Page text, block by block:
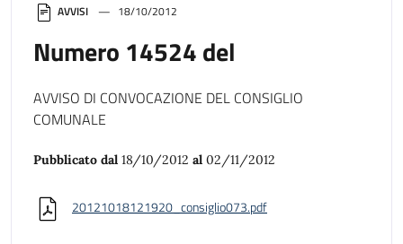
AVVISI 18/10/2012
Numero 14524 del
AVVISO DI CONVOCAZIONE DEL CONSIGLIO
COMUNALE
Pubblicato dal 18/10/2012 al 02/11/2012
20121018121920_consiglio073.pdf